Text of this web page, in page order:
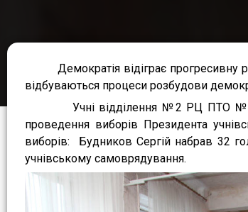
Демократія відіграє прогресивну
відбуваються процеси розбудови
Учні відділення №2 РЦ ПТО №1 м.
проведення виборів Президента
виборів: Будников Сергій набрав 32
учнівському самоврядування.